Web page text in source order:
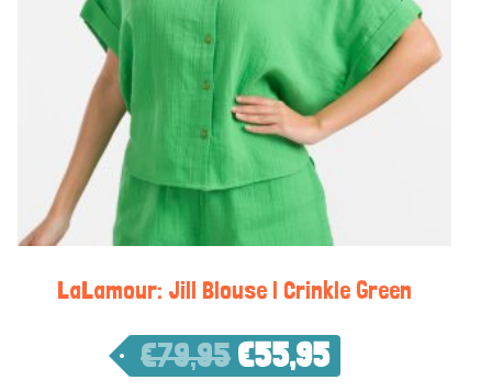
LaLamour: Jill Blouse | Crinkle Green
€79,95 €55,95